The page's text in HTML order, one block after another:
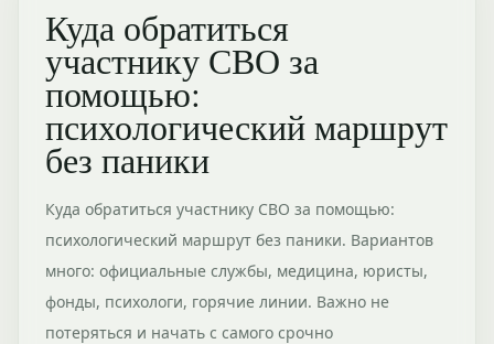
Куда обратиться
участнику СВО за
помощью:
психологический маршрут
без паники
Куда обратиться участнику СВО за помощью:
психологический маршрут без паники. Вариантов
много: официальные службы, медицина, юристы,
фонды, психологи, горячие линии. Важно не
потеряться и начать с самого срочно